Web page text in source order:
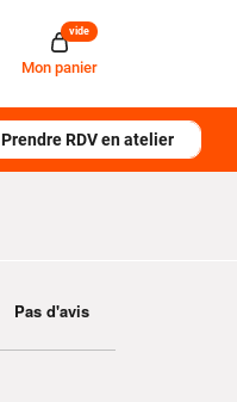
Mon panier
vide
Prendre RDV en atelier